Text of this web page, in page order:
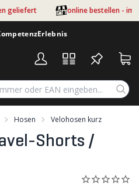
geliefert online bestellen - im
Erlebnis
Hosen Velohosen kurz
Shorts /